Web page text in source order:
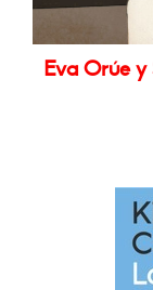
Eva Orúe